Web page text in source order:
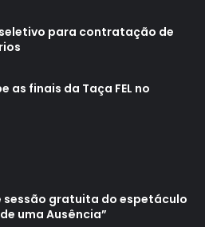
para contratação de
as finais da Taça FEL no
sessão gratuita do espetáculo
uma Ausência”